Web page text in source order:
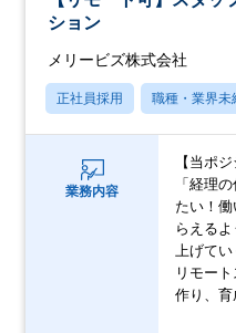
ション
メリービズ株式会社
正社員採用 職種・業界未
業務内容
【当ポ
「経理
たい！
らえる
上げて
リモー
作り、